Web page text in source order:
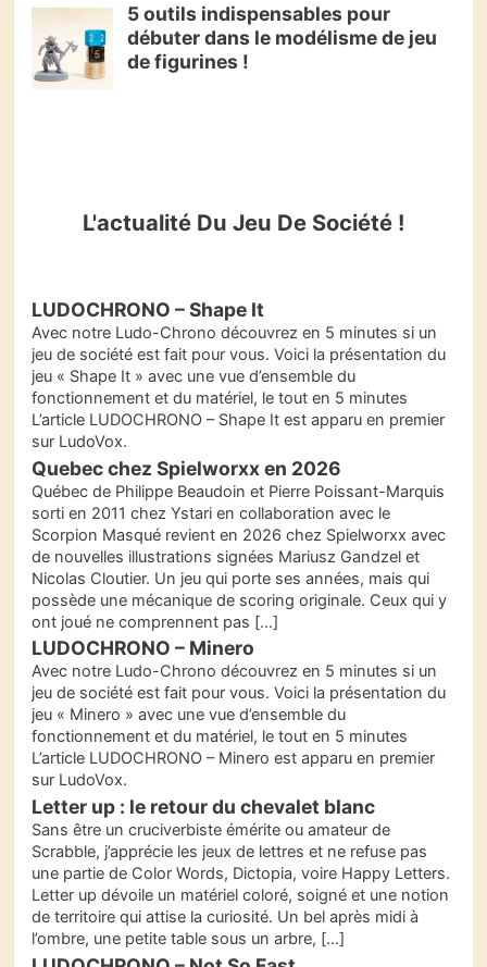
5 outils indispensables pour
débuter dans le modélisme de jeu
de figurines !
L'actualité Du Jeu De Société !
LUDOCHRONO – Shape It
Avec notre Ludo-Chrono découvrez en 5 minutes si un
jeu de société est fait pour vous. Voici la présentation du
jeu « Shape It » avec une vue d’ensemble du
fonctionnement et du matériel, le tout en 5 minutes
L’article LUDOCHRONO – Shape It est apparu en premier
sur LudoVox.
Quebec chez Spielworxx en 2026
Québec de Philippe Beaudoin et Pierre Poissant-Marquis
sorti en 2011 chez Ystari en collaboration avec le
Scorpion Masqué revient en 2026 chez Spielworxx avec
de nouvelles illustrations signées Mariusz Gandzel et
Nicolas Cloutier. Un jeu qui porte ses années, mais qui
possède une mécanique de scoring originale. Ceux qui y
ont joué ne comprennent pas […]
LUDOCHRONO – Minero
Avec notre Ludo-Chrono découvrez en 5 minutes si un
jeu de société est fait pour vous. Voici la présentation du
jeu « Minero » avec une vue d’ensemble du
fonctionnement et du matériel, le tout en 5 minutes
L’article LUDOCHRONO – Minero est apparu en premier
sur LudoVox.
Letter up : le retour du chevalet blanc
Sans être un cruciverbiste émérite ou amateur de
Scrabble, j’apprécie les jeux de lettres et ne refuse pas
une partie de Color Words, Dictopia, voire Happy Letters.
Letter up dévoile un matériel coloré, soigné et une notion
de territoire qui attise la curiosité. Un bel après midi à
l’ombre, une petite table sous un arbre, […]